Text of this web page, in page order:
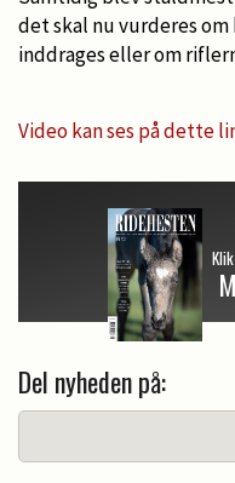
det skal nu vurderes
inddrages eller om
Video kan ses på dette
Del nyheden på: